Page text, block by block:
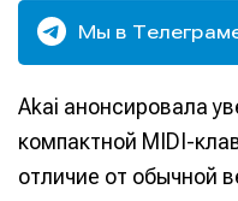
Мы в
Akai анонсировала
компактной MIDI-
отличие от обычной